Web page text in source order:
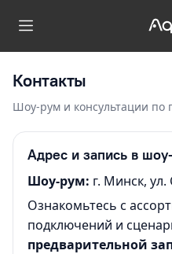
Контакты
Шоу-рум и консультации по
Адрес и запись в
Шоу-рум: г. Минск, ул.
Ознакомьтесь с
подключений и
предварительной